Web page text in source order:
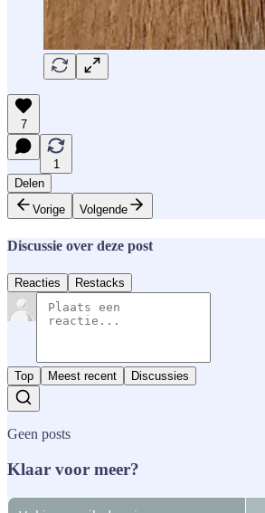
7
1
Delen
Vorige
Volgende
Discussie over deze post
Reacties Restacks
Top Meest recent Discussies
Geen posts
Klaar voor meer?